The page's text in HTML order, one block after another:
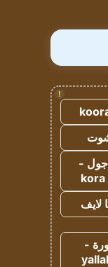
!
شوت
جول -
kora
لايف
-